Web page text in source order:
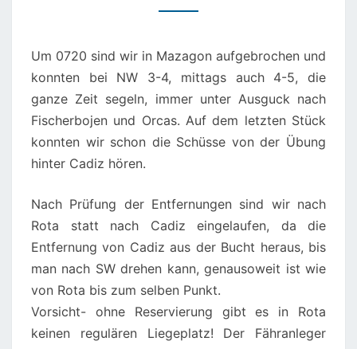
Um 0720 sind wir in Mazagon aufgebrochen und
konnten bei NW 3-4, mittags auch 4-5, die
ganze Zeit segeln, immer unter Ausguck nach
Fischerbojen und Orcas. Auf dem letzten Stück
konnten wir schon die Schüsse von der Übung
hinter Cadiz hören.
Nach Prüfung der Entfernungen sind wir nach
Rota statt nach Cadiz eingelaufen, da die
Entfernung von Cadiz aus der Bucht heraus, bis
man nach SW drehen kann, genausoweit ist wie
von Rota bis zum selben Punkt.
Vorsicht- ohne Reservierung gibt es in Rota
keinen regulären Liegeplatz! Der Fähranleger